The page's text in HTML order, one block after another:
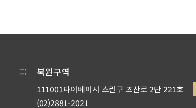
::: 북원구역
111001타이베이시 스린구 즈산로 2단 221호
(02)2881-2021